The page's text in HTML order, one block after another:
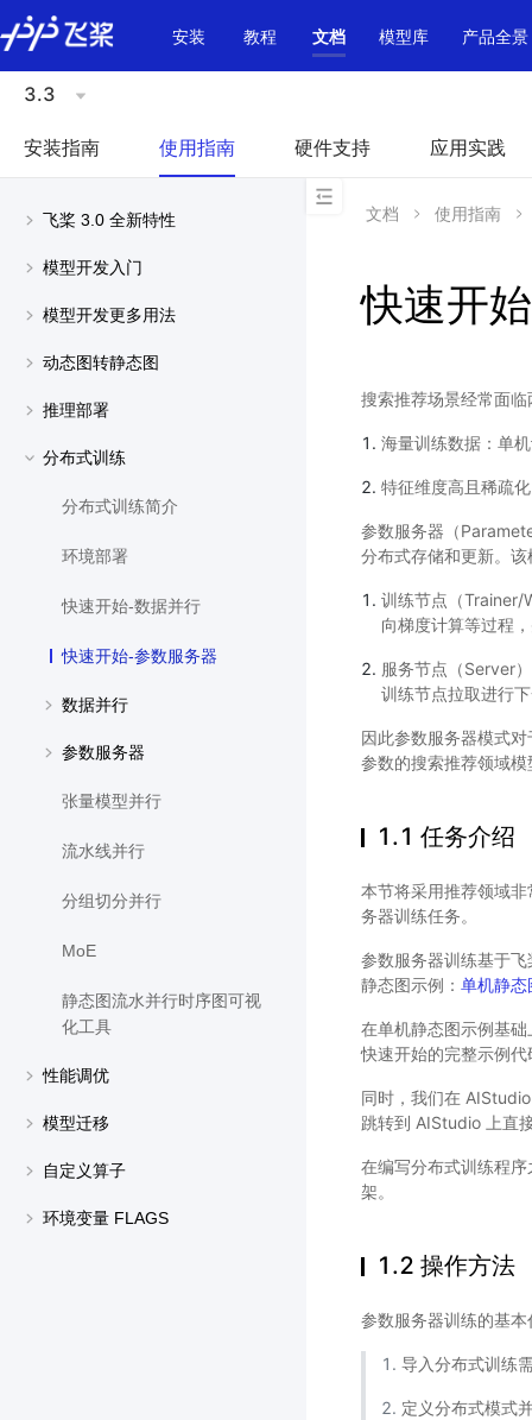
\u200E
安装
教程 文档 模型库 产品全景
3.3
安装指南 使用指南 硬件支持 应用实践
飞桨 3.0 全新特性
模型开发入门
模型开发更多用法
动态图转静态图
推理部署
分布式训练
分布式训练简介
环境部署
快速开始-数据并行
快速开始-参数服务器
数据并行
参数服务器
张量模型并行
流水线并行
分组切分并行
MoE
静态图流水并行时序图可视
化工具
性能调优
模型迁移
自定义算子
环境变量 FLAGS
文档 使用指南
快速开
搜索推荐场景经常面
海量训练数据：单
特征维度高且稀疏
参数服务器（
分布式存储和更新。
训练节点（Trainer/
向梯度计算等过程
服务节点（Server
训练节点拉取进行
因此参数服务器模式
参数的搜索推荐领域模
1.1 任务介绍
本节将采用推荐领域
务器训练任务。
参数服务器训练基于
静态图示例： 单机静态
在单机静态图示例基
快速开始的完整示例代
同时，我们在
跳转到 AIStudio 上直
在编写分布式训练程
架。
1.2 操作方法
参数服务器训练的基
导入分布式训练
定义分布式模式